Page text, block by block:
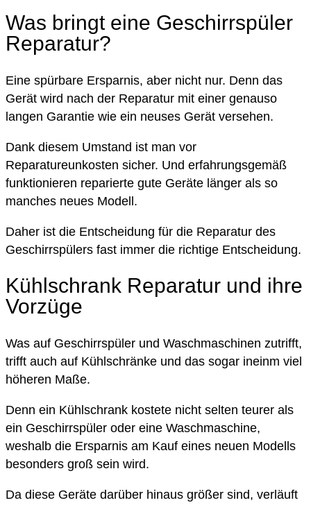
Was bringt eine Geschirrspüler
Reparatur?
Eine spürbare Ersparnis, aber nicht nur. Denn das
Gerät wird nach der Reparatur mit einer genauso
langen Garantie wie ein neuses Gerät versehen.
Dank diesem Umstand ist man vor
Reparatureunkosten sicher. Und erfahrungsgemäß
funktionieren reparierte gute Geräte länger als so
manches neues Modell.
Daher ist die Entscheidung für die Reparatur des
Geschirrspülers fast immer die richtige Entscheidung.
Kühlschrank Reparatur und ihre
Vorzüge
Was auf Geschirrspüler und Waschmaschinen zutrifft,
trifft auch auf Kühlschränke und das sogar ineinm viel
höheren Maße.
Denn ein Kühlschrank kostete nicht selten teurer als
ein Geschirrspüler oder eine Waschmaschine,
weshalb die Ersparnis am Kauf eines neuen Modells
besonders groß sein wird.
Da diese Geräte darüber hinaus größer sind, verläuft